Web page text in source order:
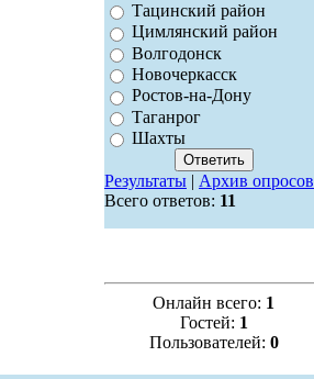
Тацинский район
Цимлянский район
Волгодонск
Новочеркасск
Ростов-на-Дону
Таганрог
Шахты
Результаты| Архив опросов
Всего ответов: 11
Онлайн всего: 1
Гостей: 1
Пользователей: 0